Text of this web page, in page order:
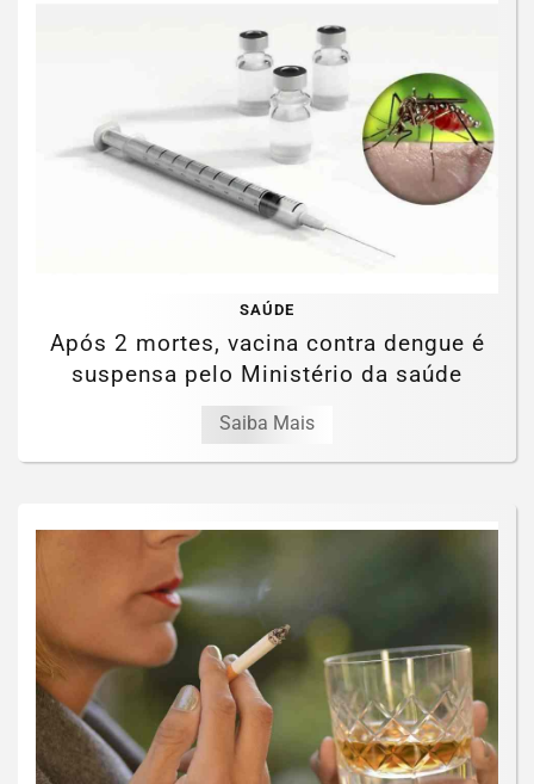
SAÚDE
Após 2 mortes, vacina contra dengue é
suspensa pelo Ministério da saúde
Saiba Mais